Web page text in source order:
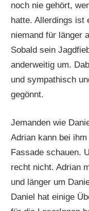
noch nie gehört,
hatte. Allerdings ist
niemand für länger
Sobald sein
anderweitig um.
und sympathisch
gegönnt.
Jemanden wie
Adrian kann bei
Fassade schauen.
recht nicht. Adrian
und länger um
Daniel hat einige